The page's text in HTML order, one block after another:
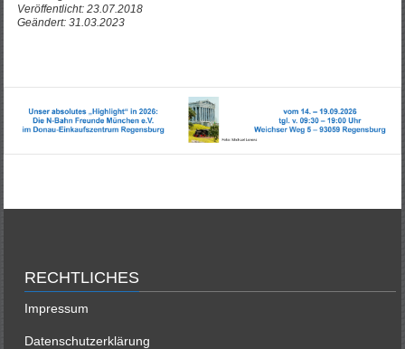
Veröffentlicht: 23.07.2018
Geändert: 31.03.2023
RECHTLICHES
Impressum
Datenschutzerklärung